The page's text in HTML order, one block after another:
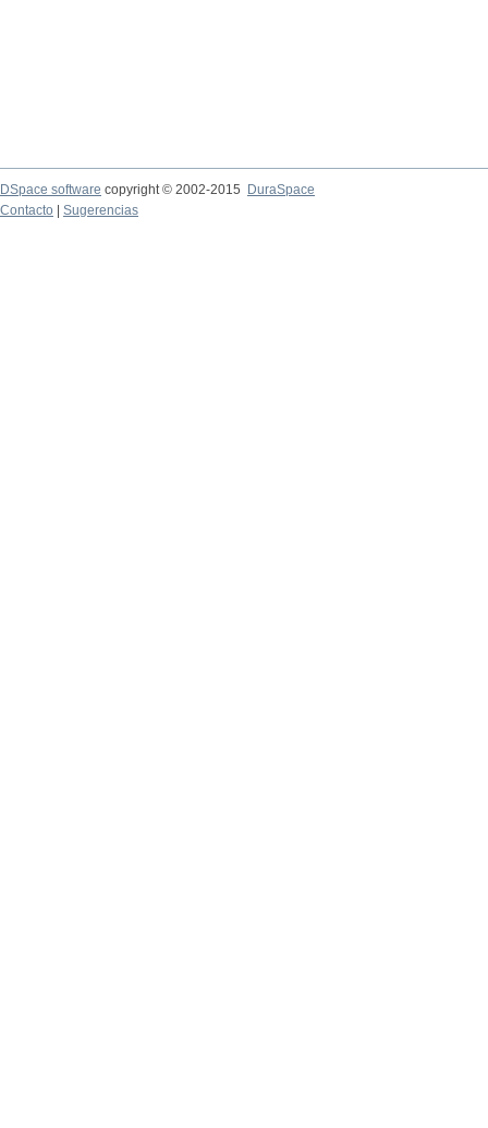
DSpace software copyright © 2002-2015
DuraSpace
Contacto
Sugerencias